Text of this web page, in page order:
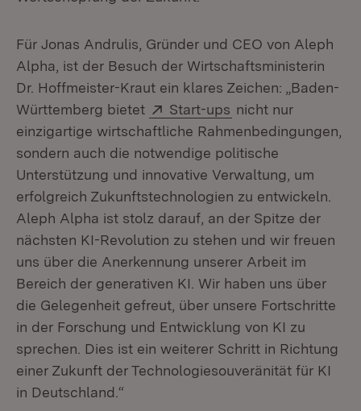
Für Jonas Andrulis, Gründer und CEO von Aleph
Alpha, ist der Besuch der Wirtschaftsministerin
Dr. Hoffmeister-Kraut ein klares Zeichen: „Baden-
Württemberg bietet
Extern:
Start-ups (Öffnet in neuem
nicht nur
einzigartige wirtschaftliche Rahmenbedingungen,
sondern auch die notwendige politische
Unterstützung und innovative Verwaltung, um
erfolgreich Zukunftstechnologien zu entwickeln.
Aleph Alpha ist stolz darauf, an der Spitze der
nächsten KI-Revolution zu stehen und wir freuen
uns über die Anerkennung unserer Arbeit im
Bereich der generativen KI. Wir haben uns über
die Gelegenheit gefreut, über unsere Fortschritte
in der Forschung und Entwicklung von KI zu
sprechen. Dies ist ein weiterer Schritt in Richtung
einer Zukunft der Technologiesouveränität für KI
in Deutschland.“